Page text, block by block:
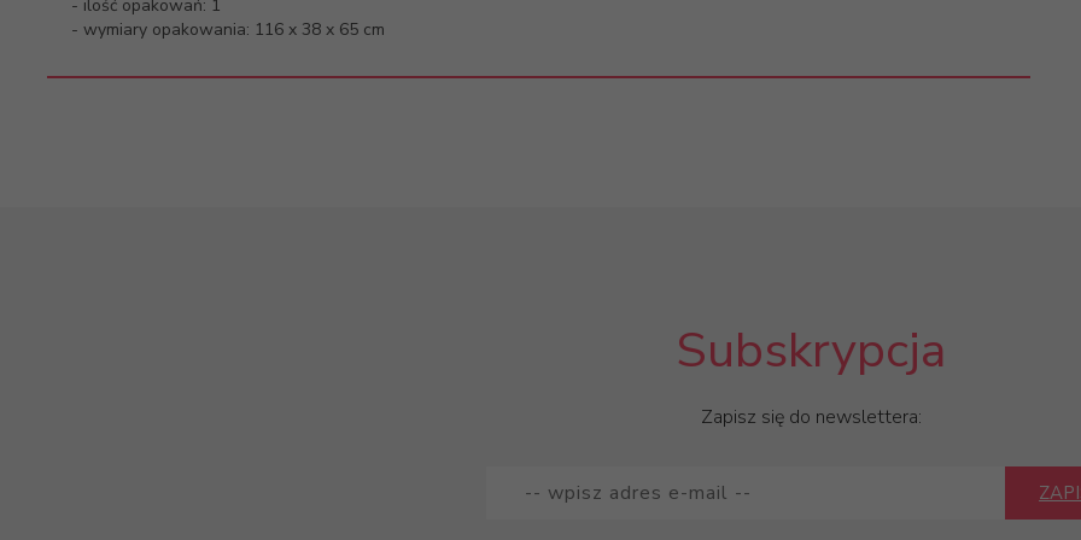
- ilość opakowań: 1
- wymiary opakowania: 116 x 38 x 65 cm
Subskrypcja
Zapisz się do newslettera: